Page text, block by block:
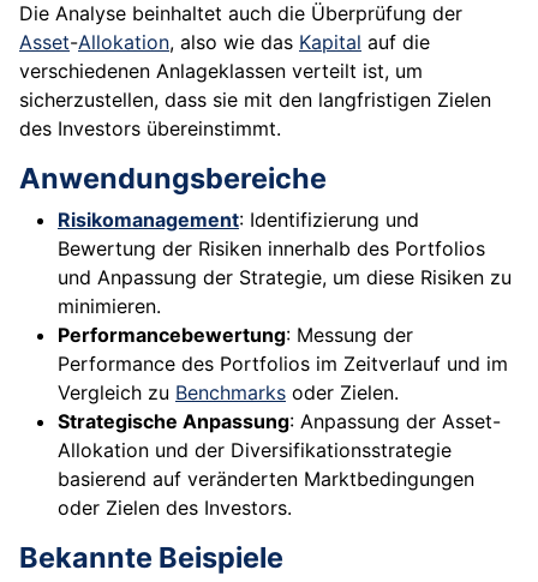
Die Analyse beinhaltet auch die Überprüfung der
Asset-Allokation, also wie das Kapital auf die
verschiedenen Anlageklassen verteilt ist, um
sicherzustellen, dass sie mit den langfristigen Zielen
des Investors übereinstimmt.
Anwendungsbereiche
Risikomanagement: Identifizierung und
Bewertung der Risiken innerhalb des Portfolios
und Anpassung der Strategie, um diese Risiken zu
minimieren.
Performancebewertung: Messung der
Performance des Portfolios im Zeitverlauf und im
Vergleich zu Benchmarks oder Zielen.
Strategische Anpassung: Anpassung der Asset-
Allokation und der Diversifikationsstrategie
basierend auf veränderten Marktbedingungen
oder Zielen des Investors.
Bekannte Beispiele